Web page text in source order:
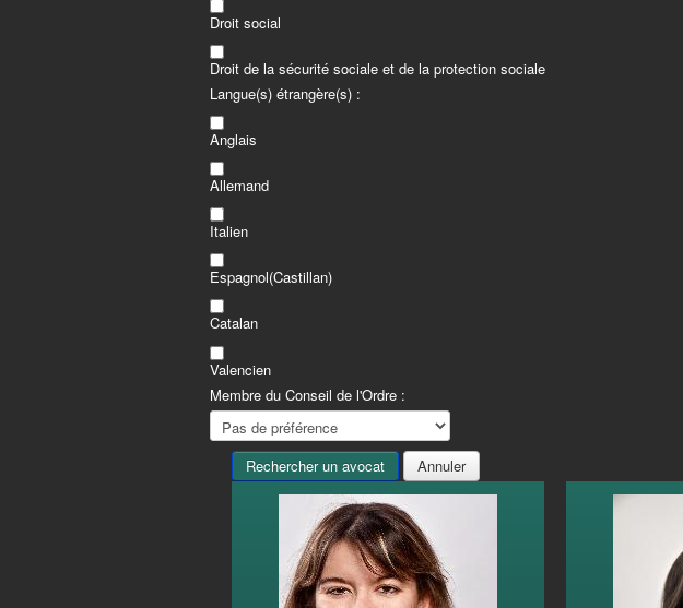
Droit social
Droit de la sécurité sociale et de la protection sociale
Langue(s) étrangère(s) :
Anglais
Allemand
Italien
Espagnol(Castillan)
Catalan
Valencien
Membre du Conseil de l'Ordre :